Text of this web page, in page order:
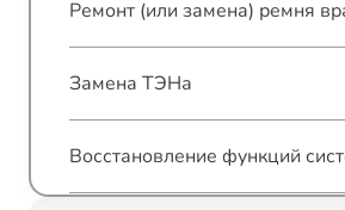
Ремонт (или замена) ремня
Замена ТЭНа
Восстановление функций